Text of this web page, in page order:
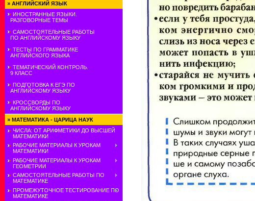
» АНГЛИЙСКИЙ ЯЗЫК
ИНОСТРАННЫЕ ЯЗЫКИ.
РАЗГОВОРНЫЕ ТЕМЫ
САМОСТОЯТЕЛЬНЫЕ РАБОТЫ
ПО АНГЛИЙСКОМУ ЯЗЫКУ
ТЕСТЫ ПО ГРАММАТИКЕ
АНГЛИЙСКОГО ЯЗЫКА
ТЕМАТИЧЕСКИЙ КОНТРОЛЬ.
9 КЛАСС
ПОДГОТОВКА К ЕГЭ ПО
АНГЛИЙСКОМУ ЯЗЫКУ
КРОССВОРДЫ ПО
АНГЛИЙСКОМУ ЯЗЫКУ
» МАТЕМАТИКА - ЦАРИЦА НАУК
ЧИСЛА: ОТ АРИФМЕТИКИ ДО ВЫСШЕЙ
МАТЕМАТИКИ
РАБОЧИЕ МАТЕРИАЛЫ К УРОКАМ
МАТЕМАТИКИ
РАБОЧИЕ МАТЕРИАЛЫ К УРОКАМ
ГЕОМЕТРИИ
САМОСТОЯТЕЛЬНЫЕ РАБОТЫ ПО
МАТЕМАТИКЕ
ПРОМЕЖУТОЧНОЕ ТЕСТИРОВАНИЕ ПО
МАТЕМАТИКЕ